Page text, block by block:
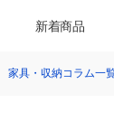
新着商品
家具・収納コラム一